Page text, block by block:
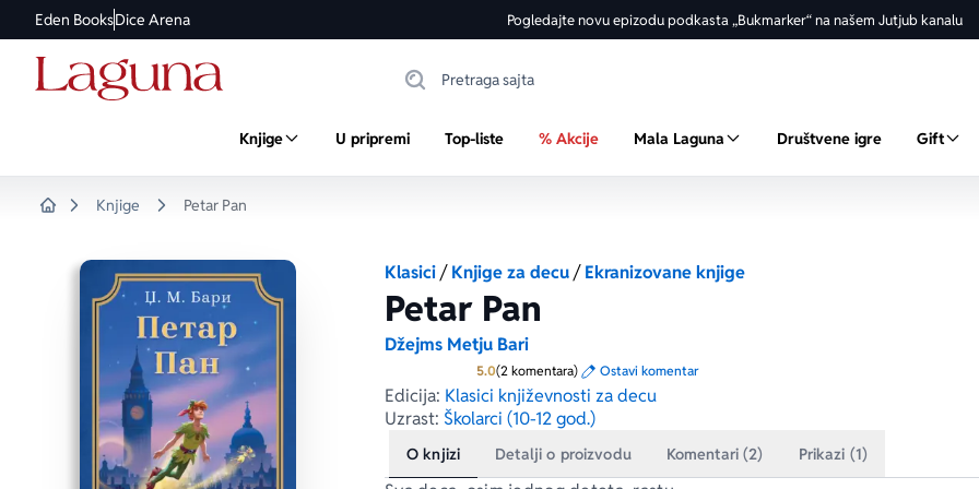
Eden BooksDice Arena Pogledajte novu epizodu podkasta „Bukmarker“ na našem Jutjub kanalu
Knjige U pripremi Top-liste % Akcije Mala Laguna Društvene igre Gift
Knjige Petar Pan
Klasici/Knjige za decu/Ekranizovane knjige
Petar Pan
Džejms Metju Bari
5.0Prosecna ocena je 5.0 od 5
(2 komentara) Ostavi komentar
Edicija: Klasici književnosti za decu
Uzrast: Školarci (10-12 god.)
O knjizi Detalji o proizvodu Komentari (2) Prikazi (1)